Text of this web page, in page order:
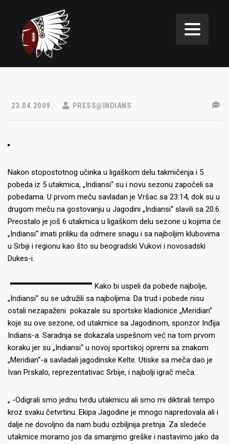
23.04.2009. PRESS@INDIANS
Nakon stopostotnog učinka u ligaškom delu takmičenja i 5
pobeda iz 5 utakmica, „Indiansi“ su i novu sezonu započeli sa
pobedama. U prvom meču savladan je Vršac sa 23:14, dok su u
drugom meču na gostovanju u Jagodini „Indiansi“ slavili sa 20:6.
Preostalo je još 6 utakmica u ligaškom delu sezone u kojima će
„Indiansi“ imati priliku da odmere snagu i sa najboljim klubovima
u Srbiji i regionu kao što su beogradski Vukovi i novosadski
Dukes-i.
Kako bi uspeli da pobede najbolje,
„Indiansi“ su se udružili sa najboljima. Da trud i pobede nisu
ostali nezapaženi pokazale su sportske kladionice „Meridian“
koje su ove sezone, od utakmice sa Jagodinom, sponzor Inđija
Indians-a. Saradnja se dokazala uspešnom već na tom prvom
koraku jer su „Indiansi“ u novoj sportskoj opremi sa znakom
„Meridian“-a savladali jagodinske Kelte. Utiske sa meča dao je
Ivan Prskalo, reprezentativac Srbije, i najbolji igrač meča:
„ -Odigrali smo jednu tvrdu utakmicu ali smo mi diktirali tempo
kroz svaku četvrtinu. Ekipa Jagodine je mnogo napredovala ali i
dalje ne dovoljno da nam budu ozbiljnija pretnja. Za sledeće
utakmice moramo jos da smanjimo greške i nastavimo jako da